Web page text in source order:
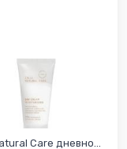
Care дневно...